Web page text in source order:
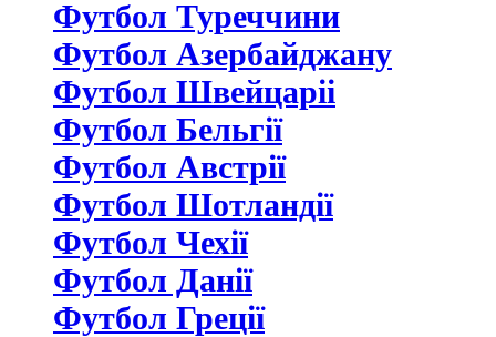
Футбол Туреччини
Футбол Азербайджану
Футбол Швейцаріі
Футбол Бельгії
Футбол Австрії
Футбол Шотландії
Футбол Чехії
Футбол Данії
Футбол Греції